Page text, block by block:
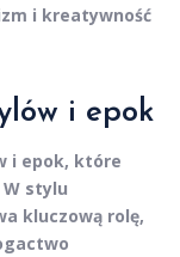
i kreatywność
i epok
i epok, które
stylu
kluczową rolę,